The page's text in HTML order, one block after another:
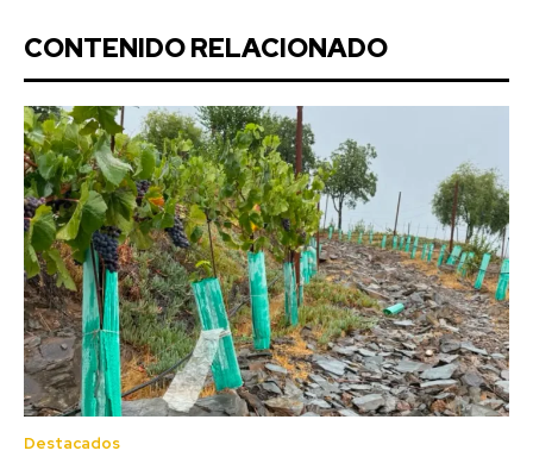
CONTENIDO RELACIONADO
Destacados